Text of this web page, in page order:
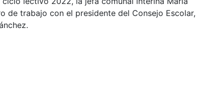
de trabajo con el presidente del Consejo Escolar,